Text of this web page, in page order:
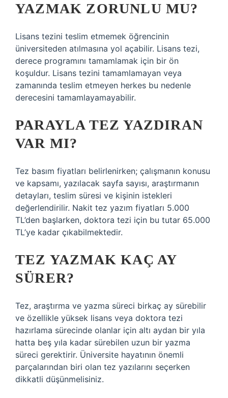
YAZMAK ZORUNLU MU?
Lisans tezini teslim etmemek öğrencinin
üniversiteden atılmasına yol açabilir. Lisans tezi,
derece programını tamamlamak için bir ön
koşuldur. Lisans tezini tamamlamayan veya
zamanında teslim etmeyen herkes bu nedenle
derecesini tamamlayamayabilir.
PARAYLA TEZ YAZDIRAN
VAR MI?
Tez basım fiyatları belirlenirken; çalışmanın konusu
ve kapsamı, yazılacak sayfa sayısı, araştırmanın
detayları, teslim süresi ve kişinin istekleri
değerlendirilir. Nakit tez yazım fiyatları 5.000
TL’den başlarken, doktora tezi için bu tutar 65.000
TL’ye kadar çıkabilmektedir.
TEZ YAZMAK KAÇ AY
SÜRER?
Tez, araştırma ve yazma süreci birkaç ay sürebilir
ve özellikle yüksek lisans veya doktora tezi
hazırlama sürecinde olanlar için altı aydan bir yıla
hatta beş yıla kadar sürebilen uzun bir yazma
süreci gerektirir. Üniversite hayatının önemli
parçalarından biri olan tez yazılarını seçerken
dikkatli düşünmelisiniz.